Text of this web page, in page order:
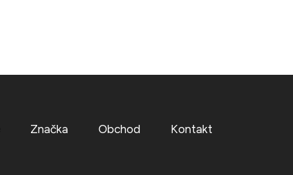
Značka Obchod Kontakt